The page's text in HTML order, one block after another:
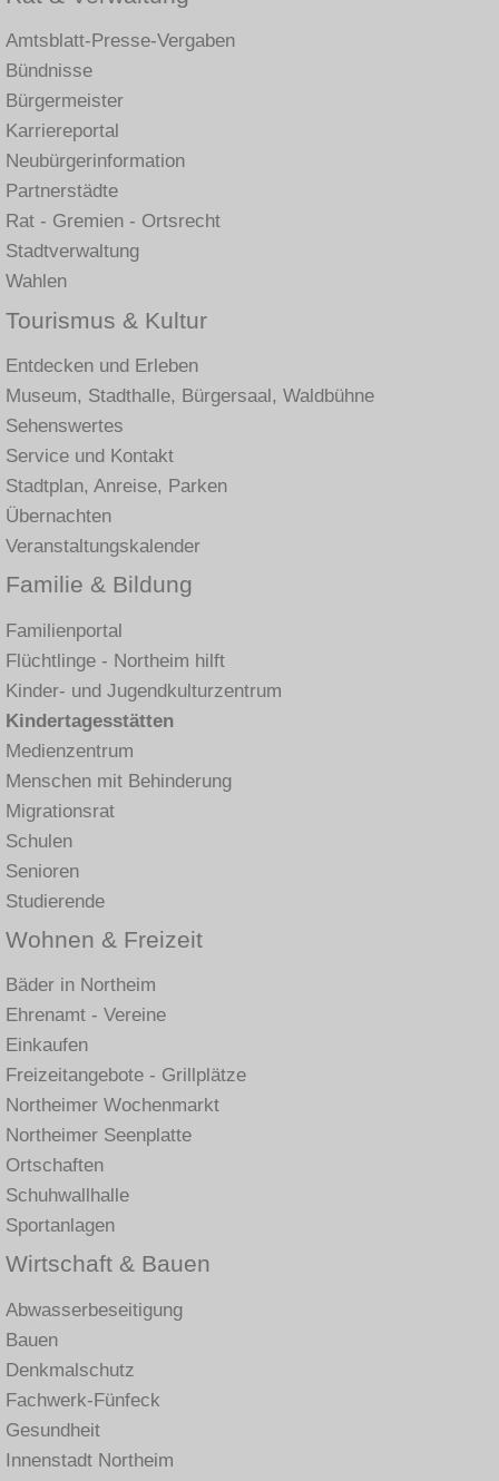
Amtsblatt-Presse-Vergaben
Bündnisse
Bürgermeister
Karriereportal
Neubürgerinformation
Partnerstädte
Rat - Gremien - Ortsrecht
Stadtverwaltung
Wahlen
Tourismus & Kultur
Entdecken und Erleben
Museum, Stadthalle, Bürgersaal, Waldbühne
Sehenswertes
Service und Kontakt
Stadtplan, Anreise, Parken
Übernachten
Veranstaltungskalender
Familie & Bildung
Familienportal
Flüchtlinge - Northeim hilft
Kinder- und Jugendkulturzentrum
Kindertagesstätten
Medienzentrum
Menschen mit Behinderung
Migrationsrat
Schulen
Senioren
Studierende
Wohnen & Freizeit
Bäder in Northeim
Ehrenamt - Vereine
Einkaufen
Freizeitangebote - Grillplätze
Northeimer Wochenmarkt
Northeimer Seenplatte
Ortschaften
Schuhwallhalle
Sportanlagen
Wirtschaft & Bauen
Abwasserbeseitigung
Bauen
Denkmalschutz
Fachwerk-Fünfeck
Gesundheit
Innenstadt Northeim